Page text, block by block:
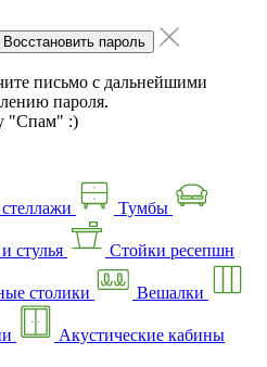
Восстановить пароль
письмо с дальнейшими
пароля.
"Спам" :)
Тумбы
стулья Стойки ресепшн
столики Вешалки
Акустические кабины